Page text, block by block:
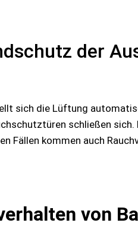
der
sich die Lüftung
schließen
Fällen kommen auch
von